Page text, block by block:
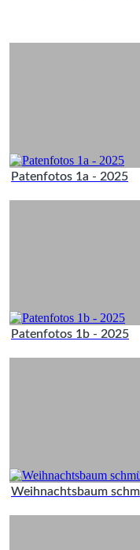
Patenfotos 1a - 2025
Patenfotos 1b - 2025
Weihnachtsbaum